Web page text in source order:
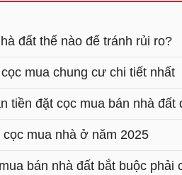
đất thế nào để tránh rủi ro?
mua chung cư chi tiết nhất
tiền đặt cọc mua bán nhà đất
mua nhà ở năm 2025
bán nhà đất bắt buộc phải